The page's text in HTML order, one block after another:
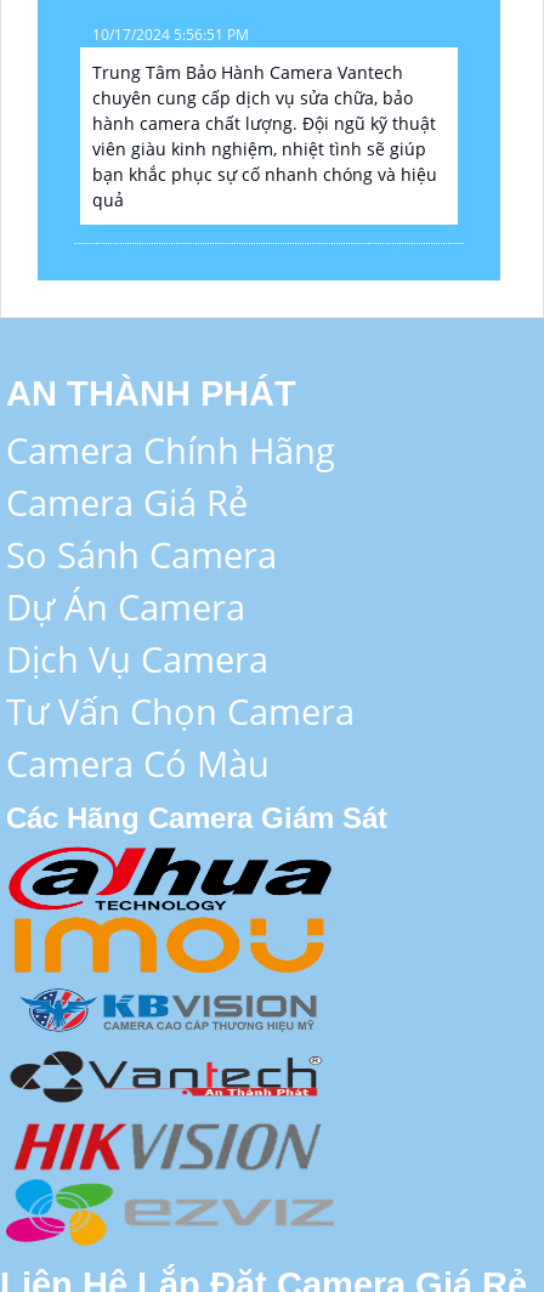
10/17/2024 5:56:51 PM
Trung Tâm Bảo Hành Camera Vantech
chuyên cung cấp dịch vụ sửa chữa, bảo
hành camera chất lượng. Đội ngũ kỹ thuật
viên giàu kinh nghiệm, nhiệt tình sẽ giúp
bạn khắc phục sự cố nhanh chóng và hiệu
quả
AN THÀNH PHÁT
Camera Chính Hãng
Camera Giá Rẻ
So Sánh Camera
Dự Án Camera
Dịch Vụ Camera
Tư Vấn Chọn Camera
Camera Có Màu
Các Hãng Camera Giám Sát